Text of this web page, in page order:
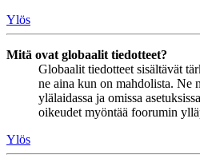
Ylös
Mitä ovat globaalit tiedotteet?
Globaalit tiedotteet sisältävät
ne aina kun on mahdolista. Ne
ylälaidassa ja omissa
oikeudet myöntää foorumin
Ylös